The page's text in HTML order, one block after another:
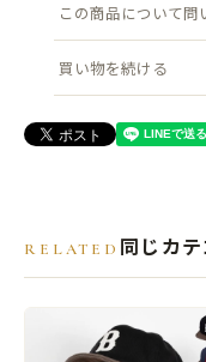
せて都会的に。
アウトドアやフェスで
ばずユニセックスで楽し
-フィッシャーマンキャッ
●サイズ
帽子の高さ(被り深さ)：約
この商品について問
買い物を続ける
RELATED 同じカ